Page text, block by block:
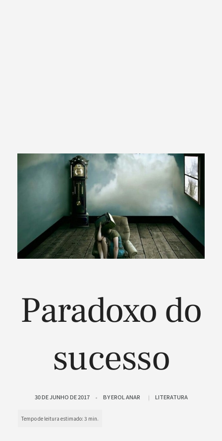
Paradoxo do
sucesso
30 DE JUNHO DE 2017 BYEROL ANAR LITERATURA